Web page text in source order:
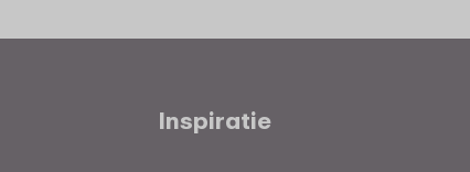
Inspiratie